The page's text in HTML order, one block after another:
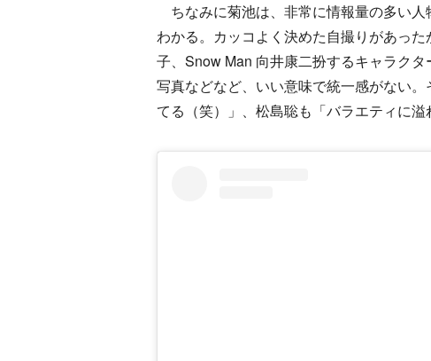
ちなみに菊池は、非常に情報量の多い人
わかる。カッコよく決めた自撮りがあっ
子、Snow Man 向井康二扮するキャラク
写真などなど、いい意味で統一感がない
てる（笑）」、松島聡も「バラエティに